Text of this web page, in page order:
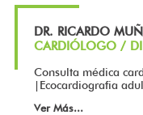
DR. RICARDO
CARDIÓLOGO /
Consulta médica
|Ecocardiografia
Ver Más...